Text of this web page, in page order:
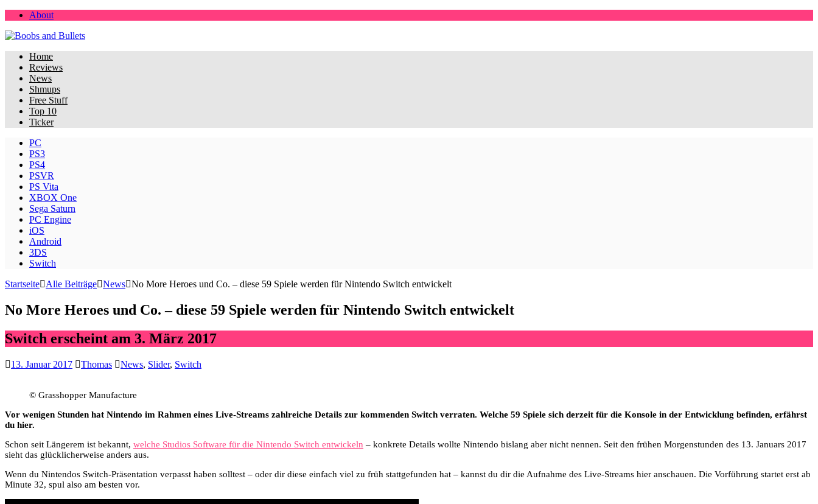
About
Home
Reviews
News
Shmups
Free Stuff
Top 10
Ticker
PC
PS3
PS4
PSVR
PS Vita
XBOX One
Sega Saturn
PC Engine
iOS
Android
3DS
Switch
Startseite
Alle Beiträge News No More Heroes und Co. – diese 59 Spiele werden für Nintendo Switch entwickelt
No More Heroes und Co. – diese 59 Spiele werden für Nintendo Switch entwickelt
Switch erscheint am 3. März 2017
13. Januar 2017 Thomas News, Slider, Switch
© Grasshopper Manufacture
Vor wenigen Stunden hat Nintendo im Rahmen eines Live-Streams zahlreiche Details zur kommenden Switch verraten. Welche 59 Spiele sich derzeit für die Konsole in der Entwicklung befinden, erfährst
du hier.
Schon seit Längerem ist bekannt, welche Studios Software für die Nintendo Switch entwickeln – konkrete Details wollte Nintendo bislang aber nicht nennen. Seit den frühen Morgenstunden des 13. Januars 2017
sieht das glücklicherweise anders aus.
Wenn du Nintendos Switch-Präsentation verpasst haben solltest – oder dir diese einfach viel zu früh stattgefunden hat – kannst du dir die Aufnahme des Live-Streams hier anschauen. Die Vorführung startet erst ab
Minute 32, spul also am besten vor.